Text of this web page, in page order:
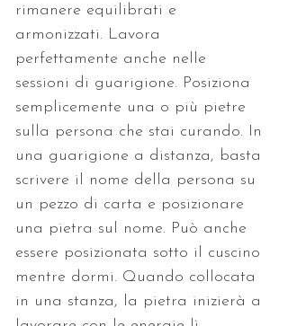
rimanere equilibrati e
armonizzati. Lavora
perfettamente anche nelle
sessioni di guarigione. Posiziona
semplicemente una o più pietre
sulla persona che stai curando. In
una guarigione a distanza, basta
scrivere il nome della persona su
un pezzo di carta e posizionare
una pietra sul nome. Può anche
essere posizionata sotto il cuscino
mentre dormi. Quando collocata
in una stanza, la pietra inizierà a